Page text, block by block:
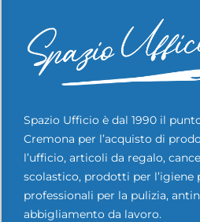
Spazio Ufficio è dal 1990 il
Cremona per l’acquisto di
l’ufficio, articoli da regalo,
scolastico, prodotti per l’igiene
professionali per la pulizia,
abbigliamento da lavoro.